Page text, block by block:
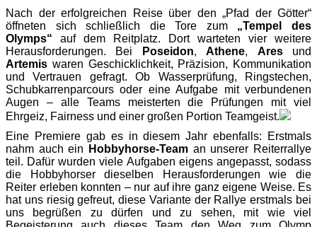
Nach der erfolgreichen Reise über den „Pfad der Götter“
öffneten sich schließlich die Tore zum „Tempel des
Olymps“ auf dem Reitplatz. Dort warteten vier weitere
Herausforderungen. Bei
Poseidon,Athene, Aresund
Artemis waren Geschicklichkeit, Präzision, Kommunikation
und Vertrauen gefragt. Ob Wasserprüfung, Ringstechen,
Schubkarrenparcours oder eine Aufgabe mit verbundenen
Augen – alle Teams meisterten die Prüfungen mit viel
Ehrgeiz, Fairness und einer großen Portion Teamgeist.
Eine Premiere gab es in diesem Jahr ebenfalls: Erstmals
nahm auch ein
Hobbyhorse-Team an unserer Reiterrallye
teil. Dafür wurden viele Aufgaben eigens angepasst, sodass
die Hobbyhorser dieselben Herausforderungen wie die
Reiter erleben konnten – nur auf ihre ganz eigene Weise. Es
hat uns riesig gefreut, diese Variante der Rallye erstmals bei
uns begrüßen zu dürfen und zu sehen, mit wie viel